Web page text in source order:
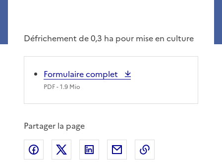
Défrichement de 0,3 ha pour mise en culture
Formulaire complet
PDF- 1.9 Mio
Partager la page
Partager sur Facebook
Partager sur XPartager sur LinkedIn
Partager par email